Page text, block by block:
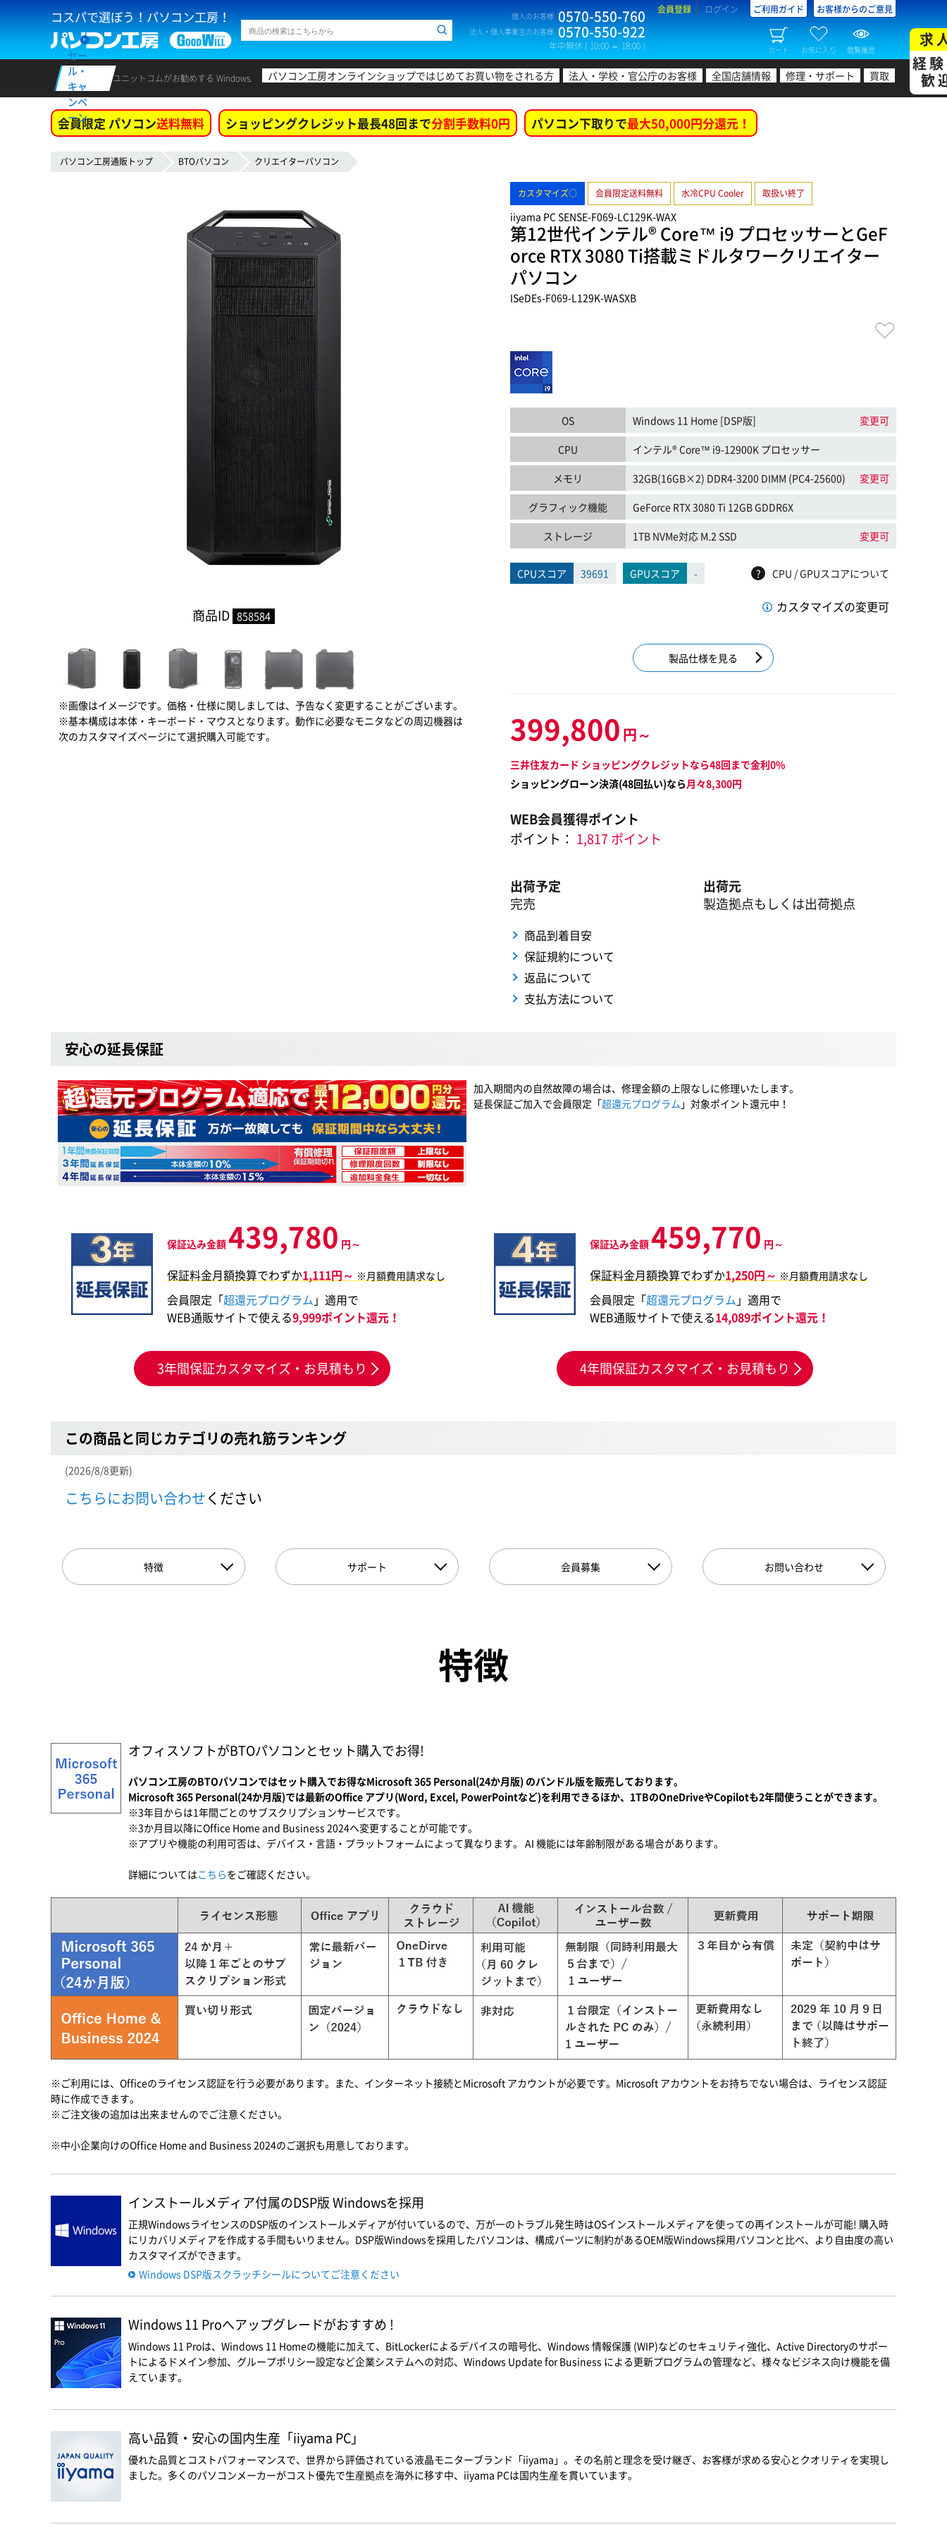
コスパで選ぼう！パソコン工房！ 個人のお客様 0570-550-760
法人・個人事業主のお客様 0570-550-922
年中無休 ( 10:00 ～ 18:00 )
会員登録 ログイン ご利用ガイド お客様からのご意見
カート お気に入り 閲覧履歴
セー
ル・
キャ
ンペ
ーン
ユニットコムがお勧めする Windows. パソコン工房オンラインショップではじめてお買い物をされる方 法人・学校・官公庁のお客様 全国店舗情報 修理・サポート 買取
求
経
歓
会員限定 パソコン送料無料 ショッピングクレジット最長48回まで分割手数料0円 パソコン下取りで最大50,000円分還元！
パソコン工房通販トップ BTOパソコン クリエイターパソコン
商品ID 858584
※画像はイメージです。価格・仕様に関しましては、予告なく変更することがございます。
※基本構成は本体・キーボード・マウスとなります。動作に必要なモニタなどの周辺機器は
次のカスタマイズページにて選択購入可能です。
カスタマイズ○ 会員限定送料無料 水冷CPU Cooler 取扱い終了
iiyama PC SENSE-F069-LC129K-WAX
第12世代インテル® Core™ i9 プロセッサーとGeF
orce RTX 3080 Ti搭載ミドルタワークリエイター
パソコン
ISeDEs-F069-L129K-WASXB
OS Windows 11 Home [DSP版] 変更可
CPU インテル® Core™ i9-12900K プロセッサー
メモリ 32GB(16GB×2) DDR4-3200 DIMM (PC4-25600) 変更可
グラフィック機能 GeForce RTX 3080 Ti 12GB GDDR6X
ストレージ 1TB NVMe対応 M.2 SSD 変更可
CPUスコア 39691 GPUスコア - ? CPU / GPUスコアについて
カスタマイズの変更可
製品仕様を見る
399,800 円～
三井住友カード ショッピングクレジットなら48回まで金利0%
ショッピングローン決済(48回払い)なら月々8,300円
WEB会員獲得ポイント
ポイント： 1,817 ポイント
出荷予定
完売
出荷元
製造拠点もしくは出荷拠点
商品到着目安
保証規約について
返品について
支払方法について
安心の延長保証
加入期間内の自然故障の場合は、修理金額の上限なしに修理いたします。
延長保証ご加入で会員限定「超還元プログラム 」対象ポイント還元中！
保証込み金額439,780 円～
保証料金月額換算でわずか1,111円～ ※月額費用請求なし
会員限定「超還元プログラム 」適用で
WEB通販サイトで使える9,999ポイント還元！
3年間保証カスタマイズ・お見積もり
保証込み金額459,770 円～
保証料金月額換算でわずか1,250円～ ※月額費用請求なし
会員限定「超還元プログラム 」適用で
WEB通販サイトで使える14,089ポイント還元！
4年間保証カスタマイズ・お見積もり
この商品と同じカテゴリの売れ筋ランキング
(2026/8/8更新)
こちらにお問い合わせください
特徴 サポート 会員募集 お問い合わせ
特徴
オフィスソフトがBTOパソコンとセット購入でお得!
パソコン工房のBTOパソコンではセット購入でお得なMicrosoft 365 Personal(24か月版) のバンドル版を販売しております。
Microsoft 365 Personal(24か月版)では最新のOffice アプリ(Word, Excel, PowerPointなど)を利用できるほか、1TBのOneDriveやCopilotも2年間使うことができます。
※3年目からは1年間ごとのサブスクリプションサービスです。
※3か月目以降にOffice Home and Business 2024へ変更することが可能です。
※アプリや機能の利用可否は、デバイス・言語・プラットフォームによって異なります。 AI 機能には年齢制限がある場合があります。
詳細についてはこちらをご確認ください。
※ご利用には、Officeのライセンス認証を行う必要があります。また、インターネット接続とMicrosoft アカウントが必要です。Microsoft アカウントをお持ちでない場合は、ライセンス認証
時に作成できます。
※ご注文後の追加は出来ませんのでご注意ください。
※中小企業向けのOffice Home and Business 2024のご選択も用意しております。
インストールメディア付属のDSP版 Windowsを採用
正規WindowsライセンスのDSP版のインストールメディアが付いているので、万が一のトラブル発生時はOSインストールメディアを使っての再インストールが可能! 購入時
にリカバリメディアを作成する手間もいりません。DSP版Windowsを採用したパソコンは、構成パーツに制約があるOEM版Windows採用パソコンと比べ、より自由度の高い
カスタマイズができます。
Windows DSP版スクラッチシールについてご注意ください
Windows 11 Proへアップグレードがおすすめ !
Windows 11 Proは、Windows 11 Homeの機能に加えて、BitLockerによるデバイスの暗号化、Windows 情報保護 (WIP)などのセキュリティ強化、Active Directoryのサポー
トによるドメイン参加、グループポリシー設定など企業システムへの対応、Windows Update for Business による更新プログラムの管理など、様々なビジネス向け機能を備
えています。
高い品質・安心の国内生産「iiyama PC」
優れた品質とコストパフォーマンスで、世界から評価されている液晶モニターブランド「iiyama」。その名前と理念を受け継ぎ、お客様が求める安心とクオリティを実現し
ました。多くのパソコンメーカーがコスト優先で生産拠点を海外に移す中、iiyama PCは国内生産を貫いています。